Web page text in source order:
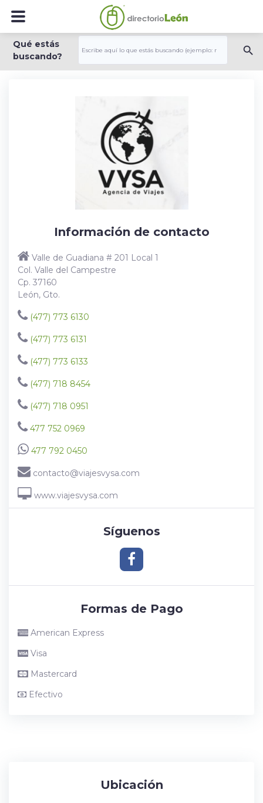
Qué estás
buscando?
Información de contacto
Valle de Guadiana # 201 Local 1
Col. Valle del Campestre
Cp. 37160
León, Gto.
(477) 773 6130
(477) 773 6131
(477) 773 6133
(477) 718 8454
(477) 718 0951
477 752 0969
477 792 0450
contacto@viajesvysa.com
www.viajesvysa.com
Síguenos
Formas de Pago
American Express
Visa
Mastercard
Efectivo
Ubicación